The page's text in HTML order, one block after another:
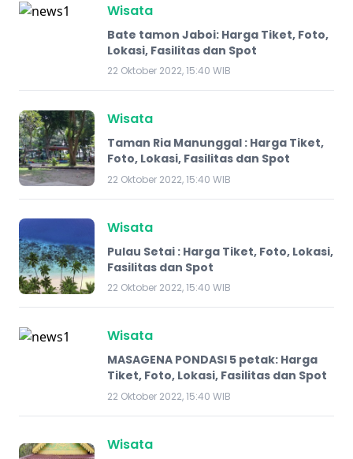
Wisata
Bate tamon Jaboi: Harga Tiket, Foto,
Lokasi, Fasilitas dan Spot
22 Oktober 2022, 15:40 WIB
Wisata
Taman Ria Manunggal : Harga Tiket,
Foto, Lokasi, Fasilitas dan Spot
22 Oktober 2022, 15:40 WIB
Wisata
Pulau Setai : Harga Tiket, Foto, Lokasi,
Fasilitas dan Spot
22 Oktober 2022, 15:40 WIB
Wisata
MASAGENA PONDASI 5 petak: Harga
Tiket, Foto, Lokasi, Fasilitas dan Spot
22 Oktober 2022, 15:40 WIB
Wisata